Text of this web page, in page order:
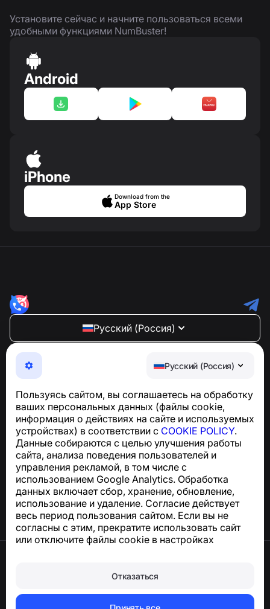
Русский (Россия)
Пользуясь сайтом, вы соглашаетесь на обработку
ваших персональных данных (файлы cookie,
информация о действиях на сайте и используемых
устройствах) в соответствии с COOKIE POLICY.
Данные собираются с целью улучшения работы
сайта, анализа поведения пользователей и
управления рекламой, в том числе с
использованием Google Analytics. Обработка
данных включает сбор, хранение, обновление,
использование и удаление. Согласие действует
весь период пользования сайтом. Если вы не
согласны с этим, прекратите использовать сайт
или отключите файлы cookie в настройках
Отказаться
Установите сейчас и начните пользоваться всеми
удобными функциями NumBuster!
Android
iPhone
Download from the
App Store
Русский (Россия)
NumBuster © 2013—2026 ·
Максимально удобное приложение для защиты от
телефонных мошенников, спама и нежелательных
Для запросов по соблюдению GDPR:
support@numbuster.com
Центр поддержки
Новости и статьи
О проекте
Контакты
Удалить аккаунт и персональные данные